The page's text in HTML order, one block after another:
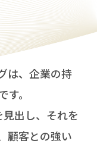
個人サイト
は、企業の持
。
見出し、それを
顧客との強い